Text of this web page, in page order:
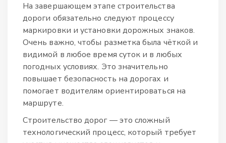
На завершающем этапе строительства
дороги обязательно следуют процессу
маркировки и установки дорожных знаков.
Очень важно, чтобы разметка была чёткой и
видимой в любое время суток и в любых
погодных условиях. Это значительно
повышает безопасность на дорогах и
помогает водителям ориентироваться на
маршруте.
Строительство дорог — это сложный
технологический процесс, который требует